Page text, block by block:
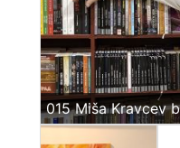
015 Miša Kravcev